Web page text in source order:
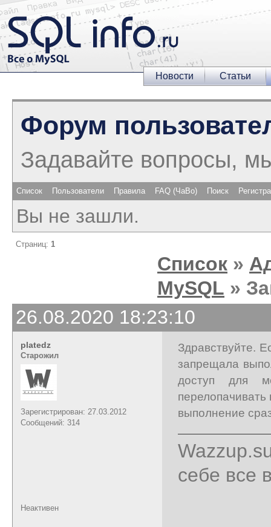
Новости Статьи
Форум
Задавайте вопросы,
Список Пользователи Правила FAQ (ЧаВо) Поиск
Вы не зашли.
Страниц: 1
Список »
MySQL »
26.08.2020 18:23:10
platedz
Старожил
Зарегистрирован: 27.03.2012
Сообщений: 314
Здравствуйте.
запрещала
доступ для
перелопачивать
выполнение
себе все
Неактивен